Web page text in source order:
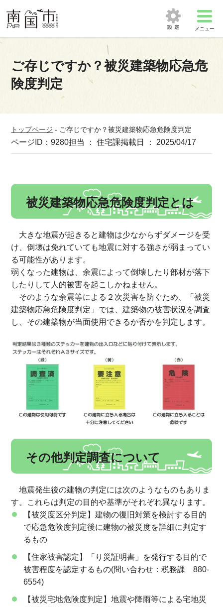
メニュー
ご存じですか？被災建築物応急危
険度判定
トップページ - ご存じですか？被災建築物応急危険度判定
ページID：9280担当 ： 住宅課掲載日 ： 2025/04/17
被災建築物応急危険度判定とは
大きな地震が起きると建物は少なからずダメージを受
け、倒壊は免れていても地震に対する強さが弱まってい
る可能性があります。
弱くなった建物は、余震によって倒壊したり部材が落下
したりして人的被害を起こしかねません。
そのような余震等による２次災害を防ぐため、「被災
建築物応急危険度判定」では、建築物の被害状況を調査
し、その建築物が当面使用できるか否かを判定します。
その他判定調査について
地震発生後の建物の判定には次のようなものもありま
す。これらは判定の目的や基準がそれぞれ異なります。
【被災度区分判定】建物の復旧対策を検討する目的
で応急危険度判定後に建物の被災度を詳細に判定す
るもの
【住家被害認定】「り災証明書」を発行する目的で
被害程度を認定するもの(問い合わせ：税務課 880-
6554)
【被災宅地危険度判定】地震や降雨等による宅地災